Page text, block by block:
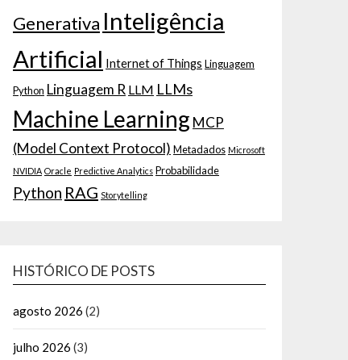
Generativa Inteligência
Artificial Internet of Things Linguagem
Python Linguagem R LLM LLMs
Machine Learning MCP
(Model Context Protocol) Metadados Microsoft
NVIDIA Oracle Predictive Analytics Probabilidade
Python RAG Storytelling
HISTÓRICO DE POSTS
agosto 2026 (2)
julho 2026 (3)